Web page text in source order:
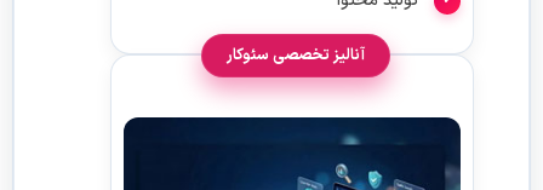
آنالیز تخصصی سئوکار